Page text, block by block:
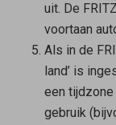
uit. De
voortaan
Als in de
land’ is
een
gebruik